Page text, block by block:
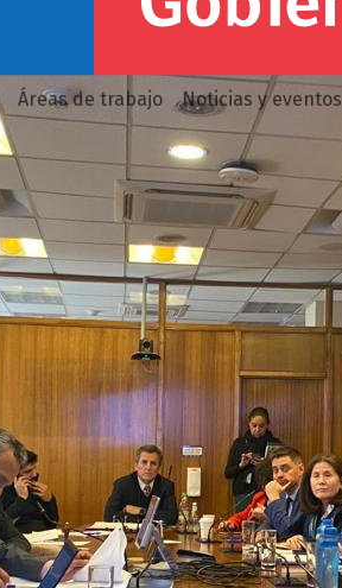
Áreas de trabajo Noticias y eventos